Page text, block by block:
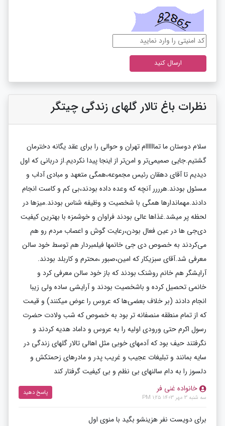
نظرات باغ تالار گلهای زندگی چیتگر
سلام دوستان ما تماااااام تهران و حوالی را برای عقد یگانه دخترمان
گشتیم.جایی صمیمی‌تر و امن‌تر از اینجا پیدا نکردیم.از دربانی که اول
دیدیم تا آقای دهقان رئیس مجموعه،همگی متعهد و مبادی آداب و
مسئول بودند.هرررر آنچه که وعده داده بودند،بی کم و کاست انجام
دادند.مهماندارها همگی با شخصیت و وظیفه شناس بودند.میزها در
لحظه پر میشد.غذاها عالی بودند فراوان و خوشمزه با بهترین کیفیت
دی‌جی ها در عین فعال بودن،رعایت گوش و اعصاب مردم رو هم
می‌کردند به خصوص دی جی خانمها فیلمبردار هم توسط خود سالن
معرفی شد.آقای سبزیکار که امین،صبور ،محترم و کاربلد بودند.
آرایشگر هم خانم روشنک بودند که باز خود سالن معرفی کرد و
خانمی تحصیل کرده و باشخصیت بودند و آرایشی ساده ولی زیبا
انجام دادند (بر خلاف بعضی‌ها که عروس را عوض میکنند) و قیمت
که از تمام منطقه منصفانه تر بود به خصوص که شب ولادت حضرت
رسول اکرم حتی ورودی اولیه را به عروس و داماد هدیه کردند و
نگرفتند حیف بود که آدمهای خوبی مثل اهالی تالار گلهای زندگی در
سایه بمانند و تبلیغات عجیب و غریب پدر و مادرهای زحمتکش و
دلسوز را به دام سالنهای بی نظم و بی کیفیت گرفتار کند
خانواده غنی فر
سه شنبه 3 مهر 1403 1:25 PM
پاسخ دهید
برای دویست نفر هزینشو بگید با منوی اول